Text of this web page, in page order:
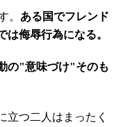
。 ある国でフレンド
は侮辱行為になる。
の"意味づけ"そのも
立つ二人はまったく